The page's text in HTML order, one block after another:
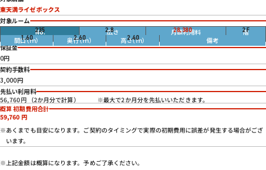
ご契約の流れ・お支払方法
ご利用中のお客様
よくあるご質問
法人のお客様
お問い合わせ
会社概要
特定商取引法に基づく表示
プライバシーポリシー
東天満ライゼボックス
対象ルーム
235 2.8畳 28,380円 2F
1.60
2.60 2.40
保証金
0円
契約手数料
3,000円
先払い利用料
56,760円 （2か月分で計算） ※最大で2か月分を先払いいただきます。
概算 初期費用合計
59,760 円
※あくまでも目安になります。ご契約のタイミングで実際の初期費用に誤差が発生する場合がござ
います。
※上記金額は概算になります。予めご了承ください。